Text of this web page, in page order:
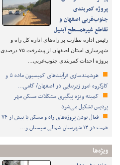
پروژه کمربندی
جنوب‌غربی اصفهان و
تقاطع غیرهمسطح آبنیل
رئیس اداره نظارت بر راه‌های اداره کل راه و
شهرسازی استان اصفهان از پیشرفت ۷۵ درصدی
پروژه احداث کمربندی جنوب‌غربی…
هوشمندسازی فرآیندهای کمیسیون ماده ۵ و
کارگروه امور زیربنایی در اصفهان/ گامی…
کمیته ویژه پیگیری مشکلات مسکن مهر
پردیس تشکیل می‌شود
فعال بودن پروژه‌های راه و مسکن با بیش از ۷۴
همت در ۱۳ شهرستان شمالی سیستان و…
ویژه‌ها